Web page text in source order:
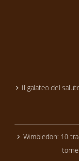
Il galateo del
Wimbledon: 10